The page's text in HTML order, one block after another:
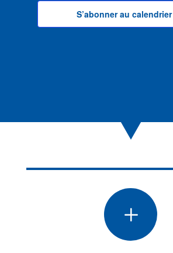
S’abonner au calendrier
L